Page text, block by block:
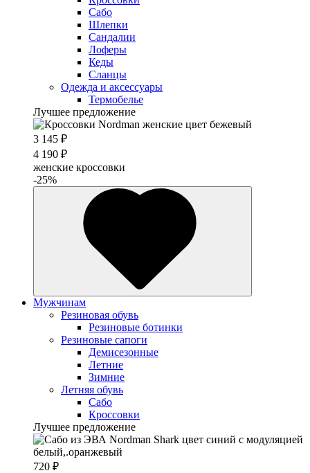
Сабо
Шлепки
Сандалии
Лоферы
Кеды
Сланцы
Одежда и аксессуары
Термобелье
Лучшее предложение
3 145 ₽
4 190 ₽
женские кроссовки
-25%
Мужчинам
Резиновая обувь
Резиновые ботинки
Резиновые сапоги
Демисезонные
Летние
Зимние
Летняя обувь
Сабо
Кроссовки
Лучшее предложение
720 ₽